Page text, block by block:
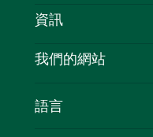
隱私
Cookie 通知
目的地
新南威爾斯州公路旅行
活動
資訊
旅行資訊
新南威爾斯的商業
我們的網站
語言